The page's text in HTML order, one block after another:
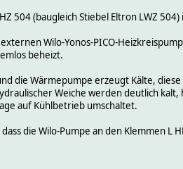
504 (baugleich Stiebel Eltron LWZ
Wilo-Yonos-PICO-
beheizt.
die Wärmepumpe erzeugt Kälte,
Weiche werden deutlich
auf Kühlbetrieb umschaltet.
die Wilo-Pumpe an den Klemmen L